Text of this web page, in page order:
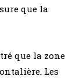
que la
que la zone
Les